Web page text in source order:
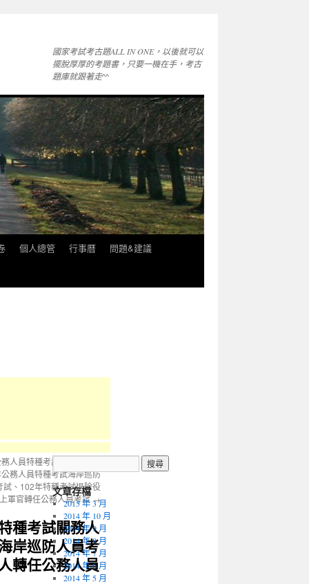
國家考試考古題ALL IN ONE，以後就可以
擺脫厚厚的考題書，只要一機在手，考古
題庫就跟著走^^
個人總管 行事曆 問題&建議
人員特種考試關務人員考
務人員特種考試海岸巡防
、102年特種考試退除役
軍官轉任公務人員考試→
種考試關務人
岸巡防人員考
轉任公務人員
文章存檔
2015 年 3 月
2014 年 10 月
2014 年 9 月
2014 年 8 月
2014 年 7 月
2014 年 6 月
2014 年 5 月